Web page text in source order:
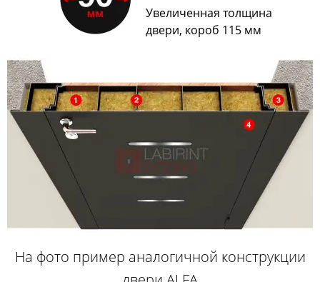
Увеличенная толщина
двери, короб 115 мм
На фото пример аналогичной конструкции